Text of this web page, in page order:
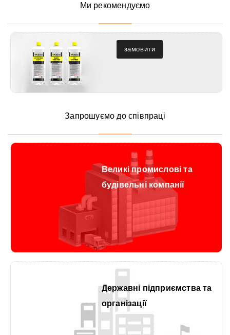
Ми рекомендуємо
замовити
Запрошуємо до співпраці
Великі промислові та
будівельні компанії
Державні підприємства та
організації